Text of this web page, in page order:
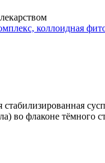
коллоидная
стабилизированная
во флаконе тёмного